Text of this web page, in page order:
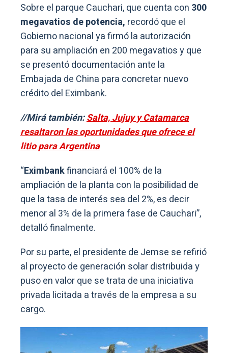
Sobre el parque Cauchari, que cuenta con 300
megavatios de potencia, recordó que el
Gobierno nacional ya firmó la autorización
para su ampliación en 200 megavatios y que
se presentó documentación ante la
Embajada de China para concretar nuevo
crédito del Eximbank.
//Mirá también:Salta, Jujuy y Catamarca
resaltaron las oportunidades que ofrece el
litio para Argentina
“Eximbankfinanciará el 100% de la
ampliación de la planta con la posibilidad de
que la tasa de interés sea del 2%, es decir
menor al 3% de la primera fase de Cauchari”,
detalló finalmente.
Por su parte, el presidente de Jemse se refirió
al proyecto de generación solar distribuida y
puso en valor que se trata de una iniciativa
privada licitada a través de la empresa a su
cargo.